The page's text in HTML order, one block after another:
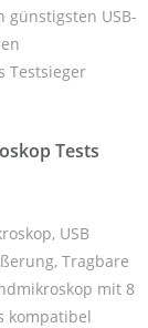
günstigsten USB-
Testsieger
Tests
USB
Tragbare
mit 8
kompatibel